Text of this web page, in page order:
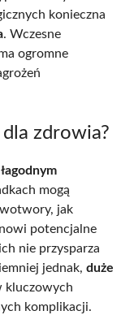
konieczna
. Wczesne
ogromne
zdrowia?
łagodnym
mogą
jak
potencjalne
nie przysparza
jednak, duże
kluczowych
komplikacji.